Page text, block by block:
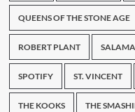
QUEENS OF THE STONE AGE
ROBERT PLANT
SPOTIFY ST. VINCENT
THE KOOKS THE